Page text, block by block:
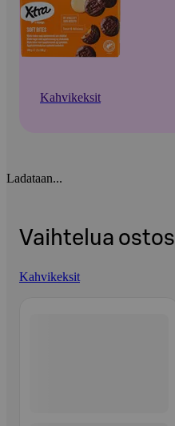
Kahvikeksit
Ladataan...
Vaihtelua
Kahvikeksit